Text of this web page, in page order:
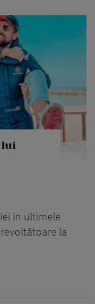
lui
în ultimele
la